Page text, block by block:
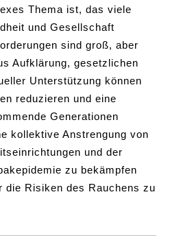
Thema ist, das viele
und Gesellschaft
sind groß, aber
Aufklärung, gesetzlichen
Unterstützung können
reduzieren und eine
Generationen
kollektive Anstrengung von
und der
zu bekämpfen
die Risiken des Rauchens zu